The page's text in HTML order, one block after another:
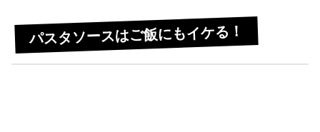
パスタソースはご飯にもイケる！